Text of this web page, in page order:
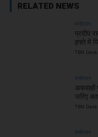
RELATED NEWS
मनोरंजन
प्रदीप
हफ्ते में
TBN Desk
मनोरंजन
जरिए
TBN Desk
मनोरंजन